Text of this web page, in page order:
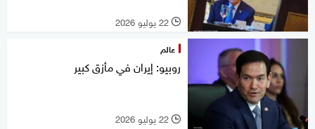
l 22 يوليو 2026
عالم
روبيو: إيران في مأزق كبير
l 22 يوليو 2026